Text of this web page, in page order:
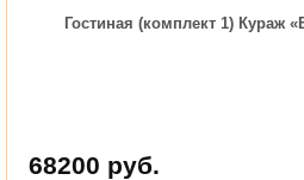
Гостиная (комплект 1) Кураж
68200 руб.